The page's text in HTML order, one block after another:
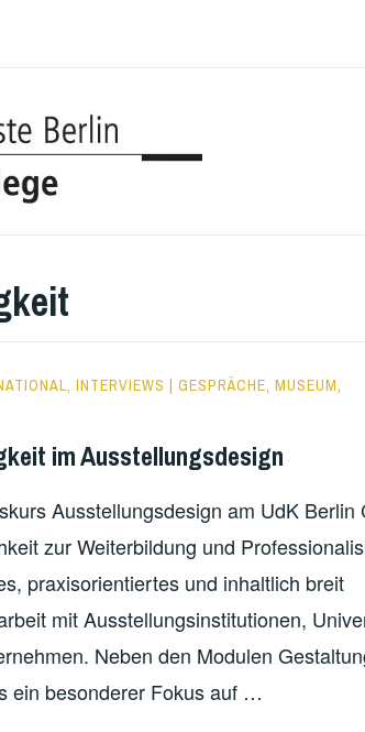
INTERVIEWS | GESPRÄCHE MUSEUM
im Ausstellungsdesign
Ausstellungsdesign am UdK Berlin
zur Weiterbildung und
praxisorientiertes und inhaltlich breit
mit Ausstellungsinstitutionen,
Neben den Modulen
ein besonderer Fokus auf …